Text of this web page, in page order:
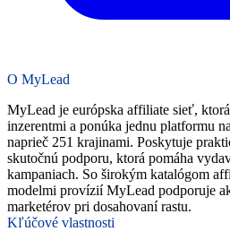
O MyLead
MyLead je európska affiliate sieť,
inzerentmi a ponúka jednu platformu
naprieč 251 krajinami. Poskytuje
skutočnú podporu, ktorá pomáha
kampaniach. So širokým katalógom
modelmi provízií MyLead podporuje
marketérov pri dosahovaní rastu.
Kľúčové vlastnosti